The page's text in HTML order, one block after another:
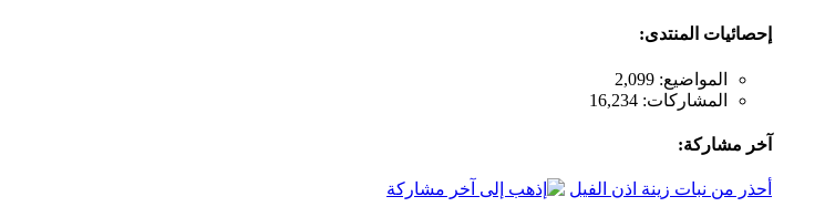
إحصائيات المنتدى:
المواضيع: 2,099
المشاركات: 16,234
آخر مشاركة:
أحذر من نبات زينة اذن الفيل